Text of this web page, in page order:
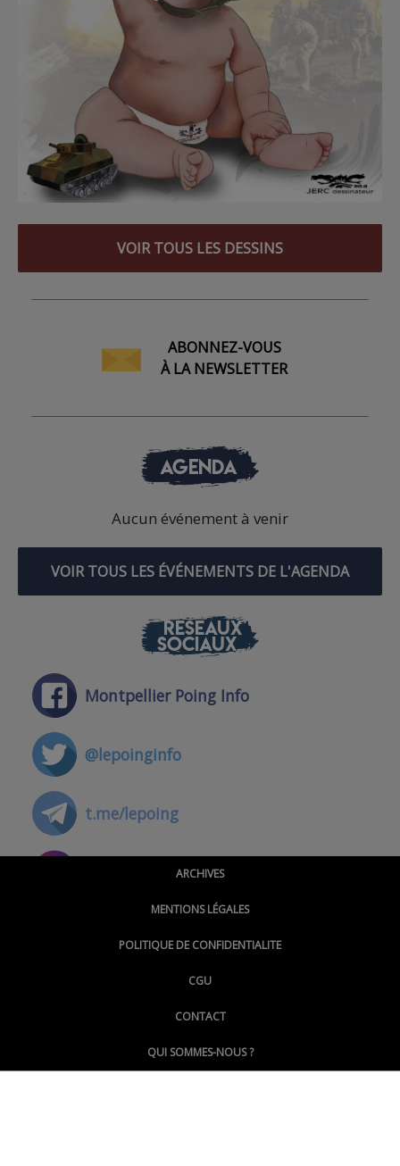
VOIR TOUS LES DESSINS
ABONNEZ-VOUS
À LA NEWSLETTER
AGENDA
Aucun événement à venir
VOIR TOUS LES ÉVÉNEMENTS DE L'AGENDA
RÉSEAUX
SOCIAUX
Montpellier Poing Info
@lepoinginfo
t.me/lepoing
@montpellierpoinginfo
@LePoingMontpellier
ARCHIVES
MENTIONS LÉGALES
POLITIQUE DE CONFIDENTIALITE
CGU
CONTACT
QUI SOMMES-NOUS ?